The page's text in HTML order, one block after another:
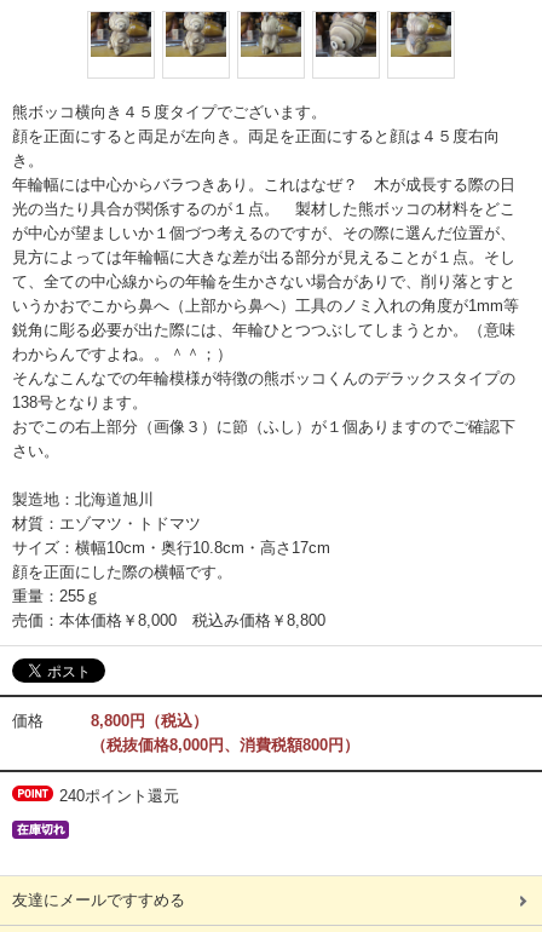
熊ボッコ横向き４５度タイプでございます。
顔を正面にすると両足が左向き。両足を正面にすると顔は４５度右向
き。
年輪幅には中心からバラつきあり。これはなぜ？ 木が成長する際の日
光の当たり具合が関係するのが１点。 製材した熊ボッコの材料をどこ
が中心が望ましいか１個づつ考えるのですが、その際に選んだ位置が、
見方によっては年輪幅に大きな差が出る部分が見えることが１点。そし
て、全ての中心線からの年輪を生かさない場合がありで、削り落とすと
いうかおでこから鼻へ（上部から鼻へ）工具のノミ入れの角度が1mm等
鋭角に彫る必要が出た際には、年輪ひとつつぶしてしまうとか。（意味
わからんですよね。。＾＾；）
そんなこんなでの年輪模様が特徴の熊ボッコくんのデラックスタイプの
138号となります。
おでこの右上部分（画像３）に節（ふし）が１個ありますのでご確認下
さい。
製造地：北海道旭川
材質：エゾマツ・トドマツ
サイズ：横幅10cm・奥行10.8cm・高さ17cm
顔を正面にした際の横幅です。
重量：255ｇ
売価：本体価格￥8,000 税込み価格￥8,800
価格
8,800円（税込）
（税抜価格8,000円、消費税額800円）
240ポイント還元
友達にメールですすめる